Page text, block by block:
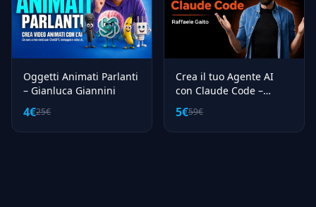
Oggetti Animati Parlanti
– Gianluca Giannini
4€25€
Crea il tuo Agente AI
con Claude Code –
5€59€